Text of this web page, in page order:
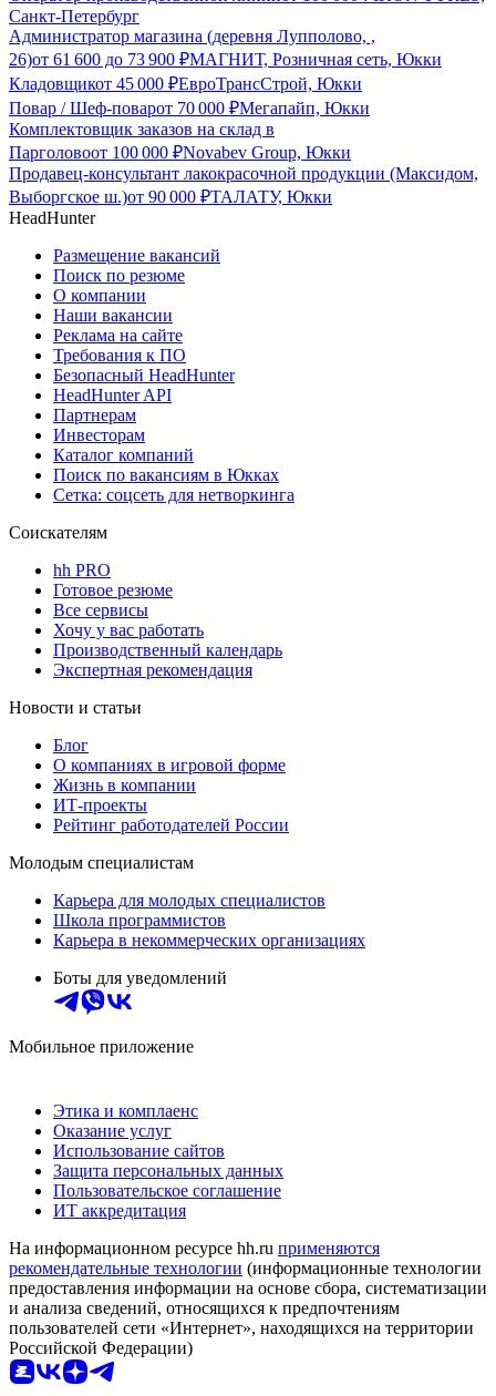
Санкт-Петербург
Администратор магазина (деревня Лупполово, ,
26)от 61 600 до 73 900 ₽МАГНИТ, Розничная сеть, Юкки
Кладовщикот 45 000 ₽ЕвроТрансСтрой, Юкки
Повар / Шеф-поварот 70 000 ₽Мегапайп, Юкки
Комплектовщик заказов на склад в
Парголовоот 100 000 ₽Novabev Group, Юкки
Продавец-консультант лакокрасочной продукции (Максидом,
Выборгское ш.)от 90 000 ₽ТАЛАТУ, Юкки
HeadHunter
Размещение вакансий
Поиск по резюме
О компании
Наши вакансии
Реклама на сайте
Требования к ПО
Безопасный HeadHunter
HeadHunter API
Партнерам
Инвесторам
Каталог компаний
Поиск по вакансиям в Юкках
Сетка: соцсеть для нетворкинга
Соискателям
hh PRO
Готовое резюме
Все сервисы
Хочу у вас работать
Производственный календарь
Экспертная рекомендация
Новости и статьи
Блог
О компаниях в игровой форме
Жизнь в компании
ИТ-проекты
Рейтинг работодателей России
Молодым специалистам
Карьера для молодых специалистов
Школа программистов
Карьера в некоммерческих организациях
Боты для уведомлений
Мобильное приложение
Этика и комплаенс
Оказание услуг
Использование сайтов
Защита персональных данных
Пользовательское соглашение
ИТ аккредитация
На информационном ресурсе hh.ru применяются
рекомендательные технологии (информационные технологии
предоставления информации на основе сбора, систематизации
и анализа сведений, относящихся к предпочтениям
пользователей сети «Интернет», находящихся на территории
Российской Федерации)